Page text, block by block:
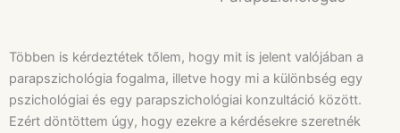
Többen is kérdeztétek tőlem, hogy mit is jelent valójában a
parapszichológia fogalma, illetve hogy mi a különbség egy
pszichológiai és egy parapszichológiai konzultáció között.
Ezért döntöttem úgy, hogy ezekre a kérdésekre szeretnék